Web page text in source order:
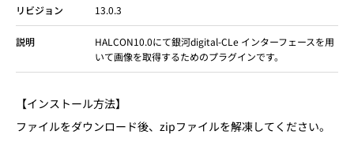
リビジョン 13.0.3
説明
HALCON10.0にて銀河digital-CLe インターフェースを用
いて画像を取得するためのプラグインです。
【インストール方法】
ファイルをダウンロード後、zipファイルを解凍してください。